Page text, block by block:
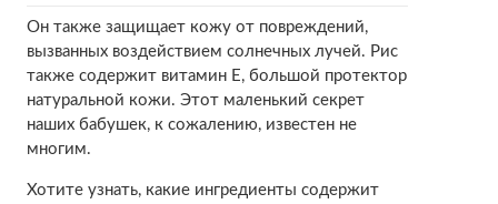
Он также защищает кожу от повреждений,
вызванных воздействием солнечных лучей. Рис
также содержит витамин Е, большой протектор
натуральной кожи. Этот маленький секрет
наших бабушек, к сожалению, известен не
многим.
Хотите узнать, какие ингредиенты содержит